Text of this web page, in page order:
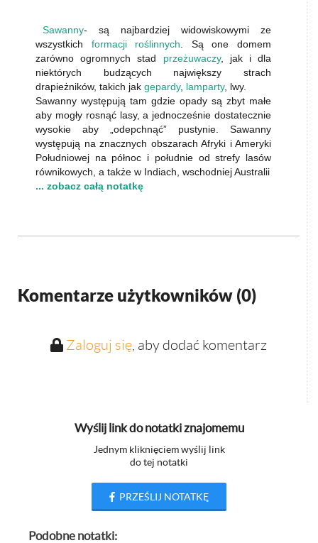
Sawanny- są najbardziej widowiskowymi ze
wszystkich formacji roślinnych . Są one domem
zarówno ogromnych stad przeżuwaczy, jak i dla
niektórych budzących największy strach
drapieżników, takich jak gepardy, lamparty, lwy.
Sawanny występują tam gdzie opady są zbyt małe
aby mogły rosnąć lasy, a jednocześnie dostatecznie
wysokie aby „odepchnąć” pustynie. Sawanny
występują na znacznych obszarach Afryki i Ameryki
Południowej na północ i południe od strefy lasów
równikowych, a także w Indiach, wschodniej Australii
... zobacz całą notatkę
Komentarze użytkowników (0)
Zaloguj się, aby dodać komentarz
Wyślij link do notatki znajomemu
Jednym kliknięciem wyślij link
do tej notatki
PRZEŚLIJ NOTATKĘ
Podobne notatki: